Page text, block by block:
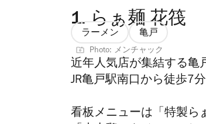
1. らぁ麺 花筏
ラーメン 亀戸
Photo: メンチャック
近年人気店が集結する亀
JR亀戸駅南口から徒歩7
看板メニューは「特製ら